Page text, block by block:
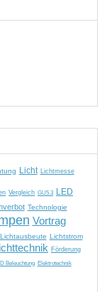
Licht Lichtmesse
Vergleich GU5.3 LED
Technologie
Vortrag
Lichtausbeute Lichtstrom
lichttechnik Förderung
Beleuchtung Elektrotechnik